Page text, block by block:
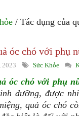
/ Tác dụng của
óc chó với phụ
2023 Sức Khỏe
óc chó với phụ
dưỡng, được
quả óc chó